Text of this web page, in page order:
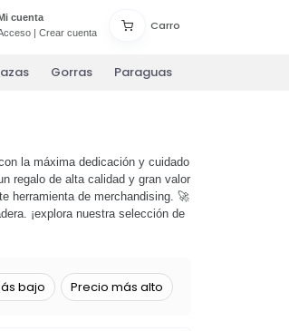
Mi cuenta
| Crear cuenta
Carro
Gorras Paraguas
la máxima dedicación y cuidado
regalo de alta calidad y gran valor
herramienta de merchandising. 🚀
¡explora nuestra selección de
bajo Precio más alto